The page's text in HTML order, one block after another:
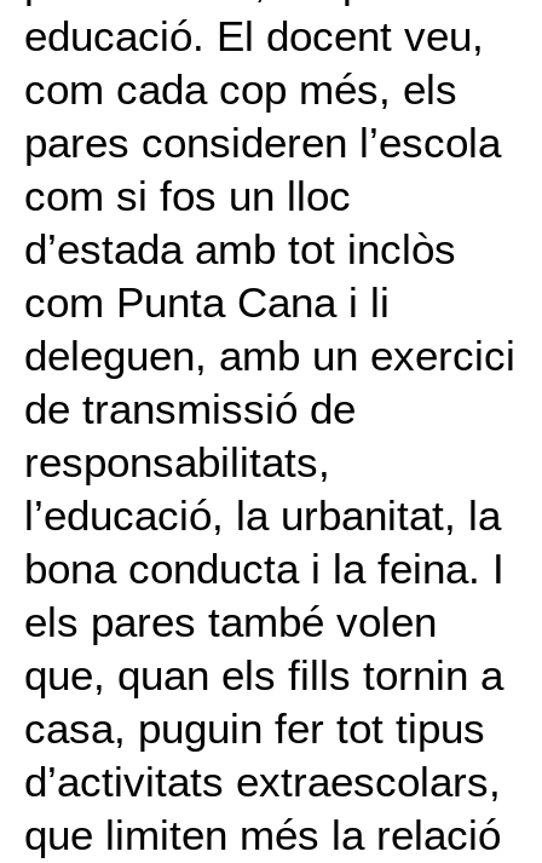
educació. El docent veu,
com cada cop més, els
pares consideren l’escola
com si fos un lloc
d’estada amb tot inclòs
com Punta Cana i li
deleguen, amb un exercici
de transmissió de
responsabilitats,
l’educació, la urbanitat, la
bona conducta i la feina. I
els pares també volen
que, quan els fills tornin a
casa, puguin fer tot tipus
d’activitats extraescolars,
que limiten més la relació